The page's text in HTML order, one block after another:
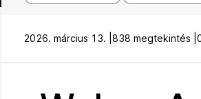
2026. március 13. | 838 megtekintés |